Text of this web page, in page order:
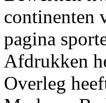
continenten
pagina
Afdrukken
Overleg